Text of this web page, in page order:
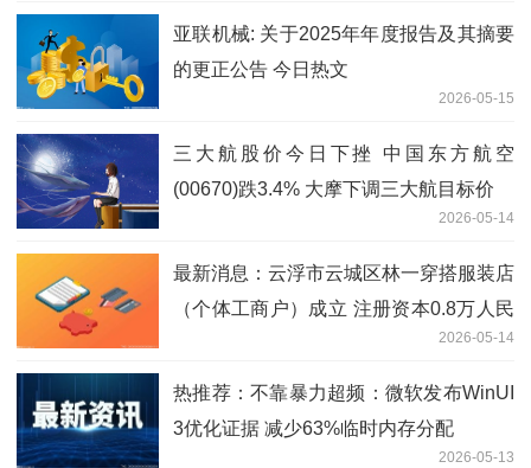
亚联机械: 关于2025年年度报告及其摘要
的更正公告 今日热文
2026-05-15
三大航股价今日下挫 中国东方航空
(00670)跌3.4% 大摩下调三大航目标价
2026-05-14
最新消息：云浮市云城区林一穿搭服装店
（个体工商户）成立 注册资本0.8万人民
2026-05-14
热推荐：不靠暴力超频：微软发布WinUI
3优化证据 减少63%临时内存分配
2026-05-13